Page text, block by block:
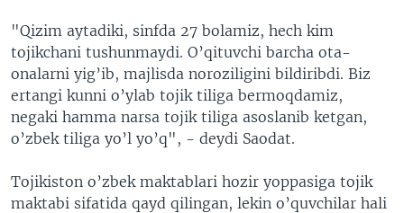
"Qizim aytadiki, sinfda 27 bolamiz, hech kim
tojikchani tushunmaydi. O’qituvchi barcha ota-
onalarni yig’ib, majlisda noroziligini bildiribdi. Biz
ertangi kunni o’ylab tojik tiliga bermoqdamiz,
negaki hamma narsa tojik tiliga asoslanib ketgan,
o’zbek tiliga yo’l yo’q", - deydi Saodat.
Tojikiston o’zbek maktablari hozir yoppasiga tojik
maktabi sifatida qayd qilingan, lekin o’quvchilar hali